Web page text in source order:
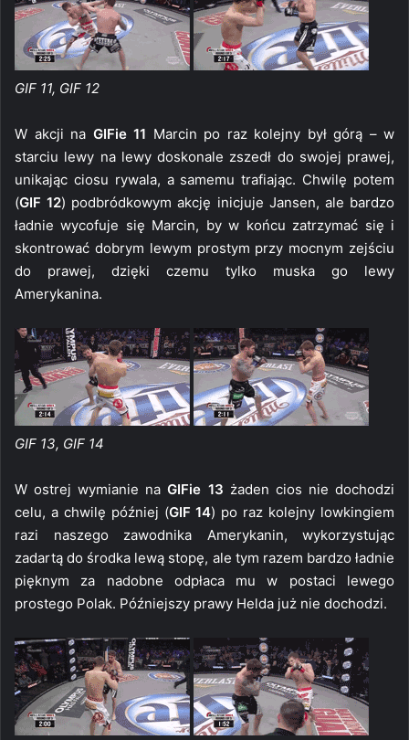
GIF 11, GIF 12
W akcji na GIFie 11 Marcin po raz kolejny był górą – w
starciu lewy na lewy doskonale zszedł do swojej prawej,
unikając ciosu rywala, a samemu trafiając. Chwilę potem
(GIF 12) podbródkowym akcję inicjuje Jansen, ale bardzo
ładnie wycofuje się Marcin, by w końcu zatrzymać się i
skontrować dobrym lewym prostym przy mocnym zejściu
do prawej, dzięki czemu tylko muska go lewy
Amerykanina.
GIF 13, GIF 14
W ostrej wymianie naGIFie 13 żaden cios nie dochodzi
celu, a chwilę później (GIF 14) po raz kolejny lowkingiem
razi naszego zawodnika Amerykanin, wykorzystując
zadartą do środka lewą stopę, ale tym razem bardzo ładnie
pięknym za nadobne odpłaca mu w postaci lewego
prostego Polak. Późniejszy prawy Helda już nie dochodzi.